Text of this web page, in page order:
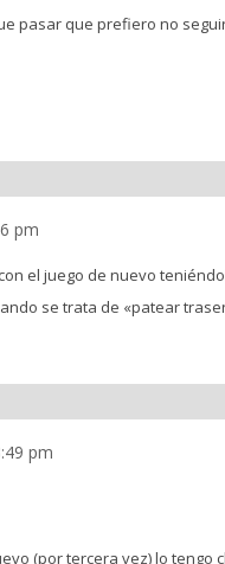
pasar que prefiero no
pm
el juego de nuevo
se trata de «patear
pm
(por tercera vez) lo tengo